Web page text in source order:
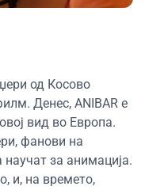
од Косово
Денес, ANIBAR е
вид во Европа.
фанови на
за анимација.
и, на времето,